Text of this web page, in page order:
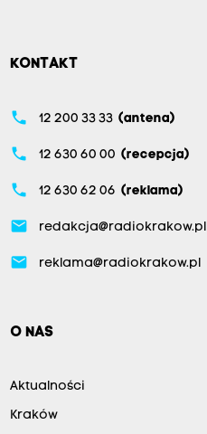
KONTAKT
phone 12 200 33 33 (antena)
phone 12 630 60 00 (recepcja)
phone 12 630 62 06 (reklama)
email redakcja@radiokrakow.pl
email reklama@radiokrakow.pl
O NAS
Aktualności
Kraków